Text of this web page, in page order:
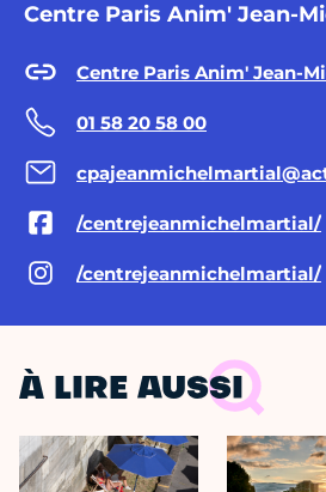
Centre Paris Anim' Jean-
Centre Paris Anim' Jean-
01 58 20 58 00
/centrejeanmichelmartial/
/centrejeanmichelmartial/
À LIRE AUSSI